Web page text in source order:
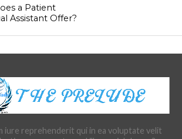
a Patient
Assistant Offer?
iure reprehenderit qui in ea voluptate velit